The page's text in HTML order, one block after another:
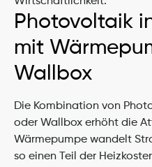
Photovoltaik
mit
Wallbox
Die Kombination von
oder Wallbox erhöht die
Wärmepumpe wandelt
so einen Teil der